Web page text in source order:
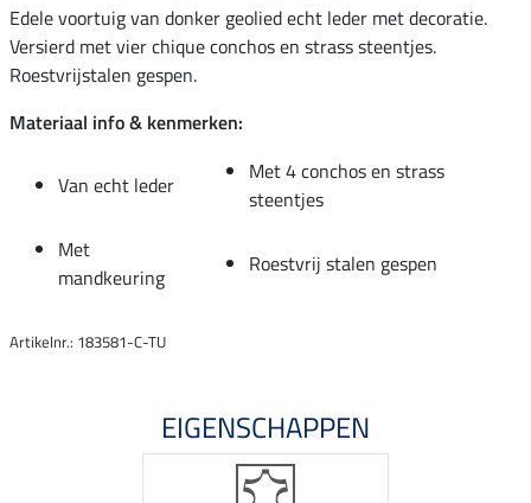
Edele voortuig van donker geolied echt leder met decoratie.
Versierd met vier chique conchos en strass steentjes.
Roestvrijstalen gespen.
Materiaal info & kenmerken:
Van echt leder
Met 4 conchos en strass
steentjes
Met
mandkeuring
Roestvrij stalen gespen
Artikelnr.: 183581-C-TU
EIGENSCHAPPEN